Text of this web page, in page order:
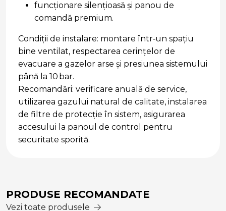
funcţionare silenţioasă şi panou de
comandă premium.
Condiţii de instalare: montare într‑un spaţiu
bine ventilat, respectarea cerinţelor de
evacuare a gazelor arse şi presiunea sistemului
până la 10 bar.
Recomandări: verificare anuală de service,
utilizarea gazului natural de calitate, instalarea
de filtre de protecţie în sistem, asigurarea
accesului la panoul de control pentru
securitate sporită.
PRODUSE RECOMANDATE
Vezi toate produsele